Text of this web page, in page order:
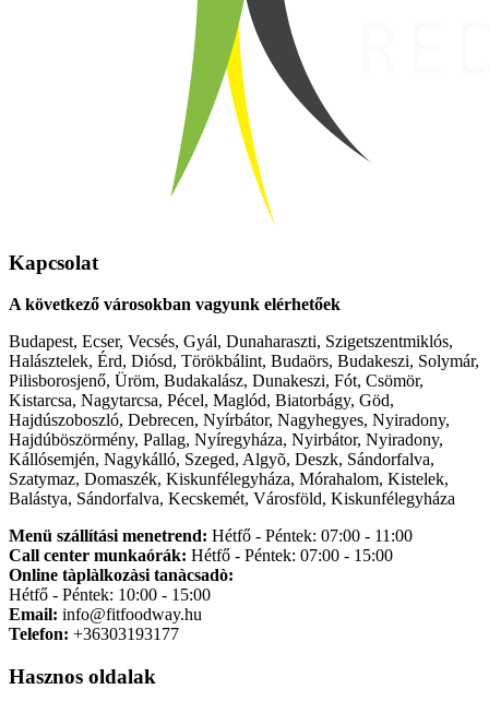
Kapcsolat
A következő városokban vagyunk elérhetőek
Budapest, Ecser, Vecsés, Gyál, Dunaharaszti, Szigetszentmiklós,
Halásztelek, Érd, Diósd, Törökbálint, Budaörs, Budakeszi, Solymár,
Pilisborosjenő, Üröm, Budakalász, Dunakeszi, Fót, Csömör,
Kistarcsa, Nagytarcsa, Pécel, Maglód, Biatorbágy, Göd,
Hajdúszoboszló, Debrecen, Nyírbátor, Nagyhegyes, Nyiradony,
Hajdúböszörmény, Pallag, Nyíregyháza, Nyirbátor, Nyiradony,
Kállósemjén, Nagykálló, Szeged, Algyõ, Deszk, Sándorfalva,
Szatymaz, Domaszék, Kiskunfélegyháza, Mórahalom, Kistelek,
Balástya, Sándorfalva, Kecskemét, Városföld, Kiskunfélegyháza
Menü szállítási menetrend: Hétfő - Péntek: 07:00 - 11:00
Call center munkaórák: Hétfő - Péntek: 07:00 - 15:00
Online tàplàlkozàsi tanàcsadò:
Hétfő - Péntek: 10:00 - 15:00
Email: info@fitfoodway.hu
Telefon: +36303193177
Hasznos oldalak